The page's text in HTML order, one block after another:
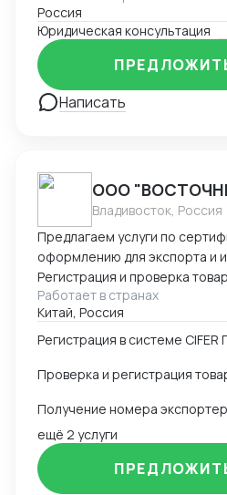
подработку, рассмотрю Ваши
Россия
Юридическая консультация
Написать
ООО
Владивосток, Россия
Предлагаем услуги по
оформлению для экспорта и
Регистрация и проверка
в таможенный реестр
Изготовление маркировки
для реализации в Китае.
HS и CIQ кодов.
Работает в странах
Китай, Россия
ещё 2 услуги